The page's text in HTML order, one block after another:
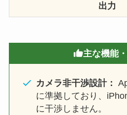
出力
主な機能
カメラ非干渉設計：
に準拠しており、
に干渉しません。